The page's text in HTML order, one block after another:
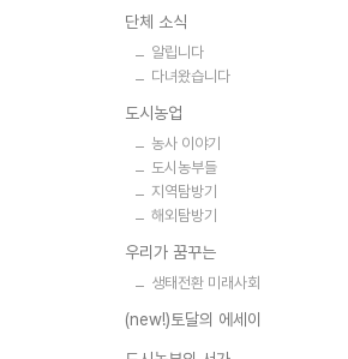
단체 소식
알립니다
다녀왔습니다
도시농업
농사 이야기
도시농부들
지역탐방기
해외탐방기
우리가 꿈꾸는
생태전환 미래사회
(new!)토달의 에세이